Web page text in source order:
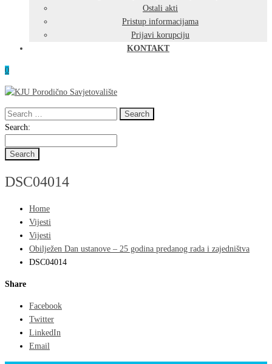
Ostali akti
Pristup informacijama
Prijavi korupciju
KONTAKT
0
Search
for:
Search
Search:
DSC04014
Home
Vijesti
Vijesti
Obilježen Dan ustanove – 25 godina predanog rada i zajedništva
DSC04014
Share
Facebook
Twitter
LinkedIn
Email